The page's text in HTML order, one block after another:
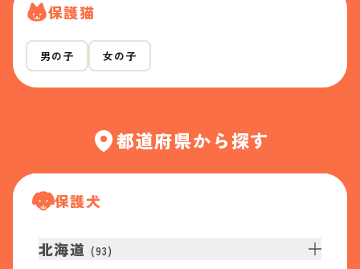
保護猫
男の子 女の子
都道府県から探す
保護犬
北海道 (93)